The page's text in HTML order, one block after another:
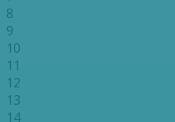
8
9
10
11
12
13
14